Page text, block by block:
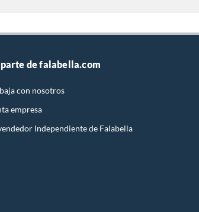
parte de falabella.com
con nosotros
empresa
Independiente de Falabella